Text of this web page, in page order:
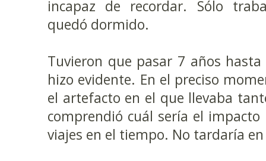
incapaz de recordar. Sólo
quedó dormido.
Tuvieron que pasar 7 años
hizo evidente. En el preciso
el artefacto en el que llevaba
comprendió cuál sería el
viajes en el tiempo. No tardaría